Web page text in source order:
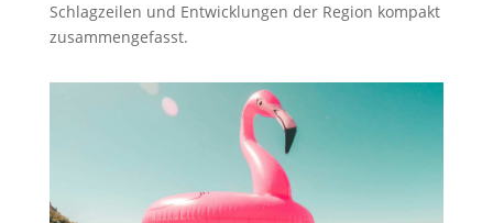
Schlagzeilen und Entwicklungen der Region kompakt
zusammengefasst.